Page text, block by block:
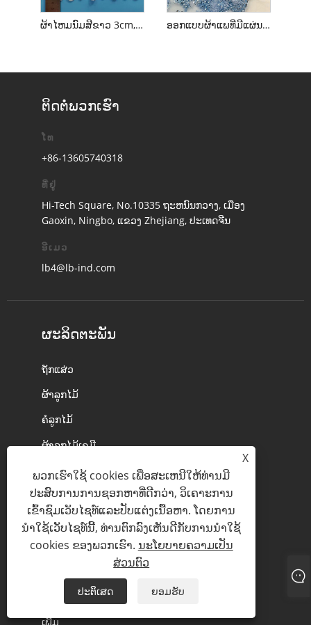
ຜ້າໄຫມນົມສີຂາວ 3cm, polyester ນ້ໍາ soluble embroidery lace trim ອອກແບບຜ້າແພທີ່ມີແຜ່ນແພທີ່ມີແຜ່ນແພ 3D ທີ່ມີຄຸນນະພາບສູງ 3D ອອກແບບຜ້າແພທີ່ມີແຜ່ນແພ 3D ທີ່ມີຄຸນນະພາບສູງ.
ຕິດ​ຕໍ່​ພວກ​ເຮົາ
ໂທ
+86-13605740318
ທີ່ຢູ່
Hi-Tech Square, No.10335 ຖະຫນົນກວາງ, ເມືອງ
Gaoxin, Ningbo, ແຂວງ Zhejiang, ປະເທດຈີນ
ອີເມວ
lb4@lb-ind.com
ຜະລິດຕະພັນ
ຖັກແສ່ວ
ຜ້າລູກໄມ້
ຄໍລູກໄມ້
ຜ້າລູກໄມ້ເຄມີ
ຜ້າຝ້າຍ
ເຊືອກຜູກ
ຊຸດເຈົ້າສາວ
Tulle Lace
ເພີ້ມ
X
ພວກເຮົາໃຊ້ cookies ເພື່ອສະເຫນີໃຫ້ທ່ານມີ
ປະສົບການການຊອກຫາທີ່ດີກວ່າ, ວິເຄາະການ
ເຂົ້າຊົມເວັບໄຊທ໌ແລະປັບແຕ່ງເນື້ອຫາ. ໂດຍການ
ນໍາໃຊ້ເວັບໄຊທ໌ນີ້, ທ່ານຕົກລົງເຫັນດີກັບການນໍາໃຊ້
cookies ຂອງພວກເຮົາ. ນະໂຍບາຍຄວາມເປັນ
ສ່ວນຕົວ
ປະຕິເສດ ຍອມຮັບ